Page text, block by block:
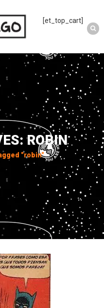
[et_top_cart]
ROBIN
"robin"